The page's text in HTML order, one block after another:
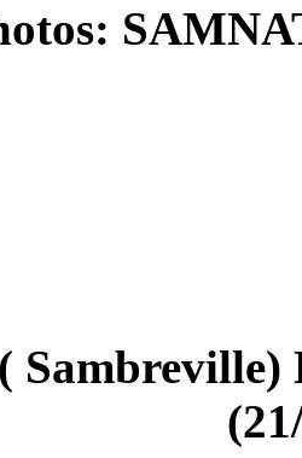
Sambreville)